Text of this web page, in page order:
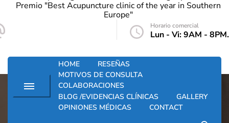
Premio "Best Acupuncture clinic of the year in Southern
Europe"
Horario comercial
Lun - Vi: 9AM - 8PM.
HOME
RESEÑAS
MOTIVOS DE CONSULTA
COLABORACIONES
BLOG /EVIDENCIAS CLÍNICAS
GALLERY
OPINIONES MÉDICAS
CONTACT